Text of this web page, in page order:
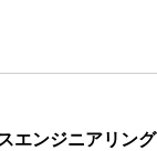
エンジニアリング